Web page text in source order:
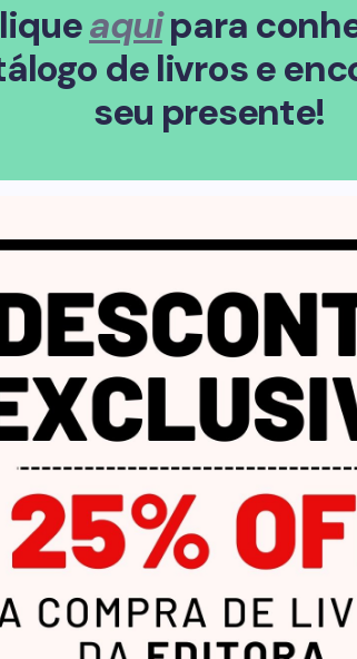
aquipara
de livros e
seu presente!